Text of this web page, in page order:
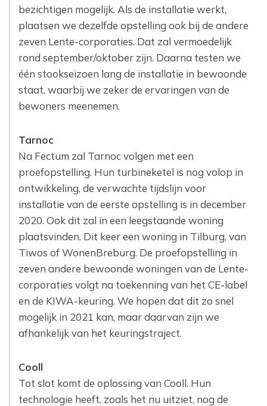
bezichtigen mogelijk. Als de installatie werkt,
plaatsen we dezelfde opstelling ook bij de andere
zeven Lente-corporaties. Dat zal vermoedelijk
rond september/oktober zijn. Daarna testen we
één stookseizoen lang de installatie in bewoonde
staat, waarbij we zeker de ervaringen van de
bewoners meenemen.
Tarnoc
Na Fectum zal Tarnoc volgen met een
proefopstelling. Hun turbineketel is nog volop in
ontwikkeling, de verwachte tijdslijn voor
installatie van de eerste opstelling is in december
2020. Ook dit zal in een leegstaande woning
plaatsvinden. Dit keer een woning in Tilburg, van
Tiwos of WonenBreburg. De proefopstelling in
zeven andere bewoonde woningen van de Lente-
corporaties volgt na toekenning van het CE-label
en de KIWA-keuring. We hopen dat dit zo snel
mogelijk in 2021 kan, maar daarvan zijn we
afhankelijk van het keuringstraject.
Cooll
Tot slot komt de oplossing van Cooll. Hun
technologie heeft, zoals het nu uitziet, nog de